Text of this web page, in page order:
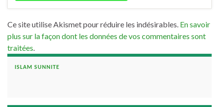
Ce site utilise Akismet pour réduire les indésirables. En savoir
plus sur la façon dont les données de vos commentaires sont
traitées
ISLAM SUNNITE